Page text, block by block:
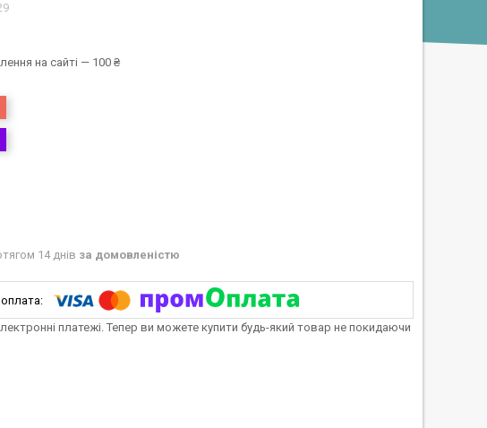
на сайті — 100 ₴
14 днів за домовленістю
платежі. Тепер ви можете купити будь-який товар не покидаючи